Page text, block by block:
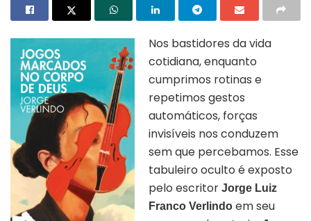
Nos bastidores da vida
cotidiana, enquanto
cumprimos rotinas e
repetimos gestos
automáticos, forças
invisíveis nos conduzem
sem que percebamos. Esse
tabuleiro oculto é exposto
pelo escritor Jorge Luiz
Franco Verlindo em seu